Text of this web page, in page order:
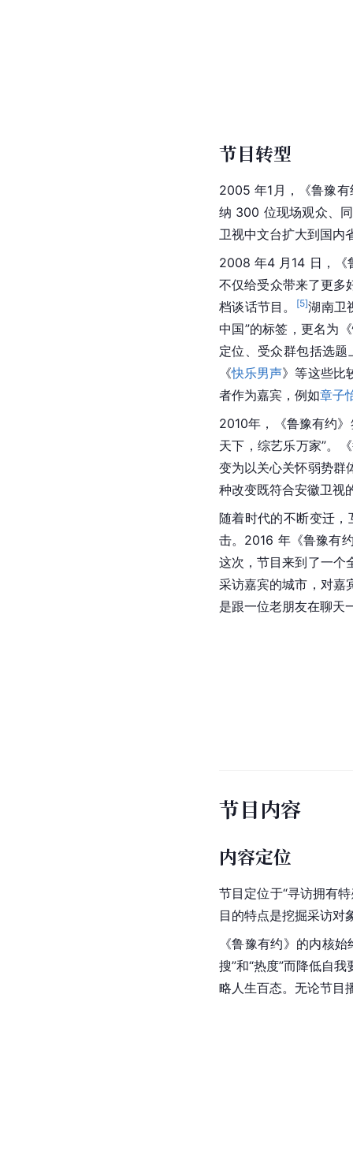
节目转型
2005 年1月，《鲁豫
纳 300 位现场观众、
卫视中文台扩大到国内
2008 年4 月14 日，《
不仅给受众带来了更多
档谈话节目。
[5]湖南卫
中国”的标签，更名为
定位、受众群包括选题
《快乐男声》等这些比
者作为嘉宾，例如章子
2010年，《鲁豫有约
天下，综艺乐万家”。
变为以关心关怀弱势群
种改变既符合安徽卫视
随着时代的不断变迁
击。2016 年《鲁豫有
这次，节目来到了一
采访嘉宾的城市，对嘉
是跟一位老朋友在聊天
节目内容
内容定位
节目定位于“寻访拥有
目的特点是挖掘采访对
《鲁豫有约》的内核
搜”和“热度”而降低自
略人生百态。无论节目